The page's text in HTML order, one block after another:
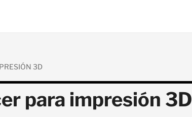
3D
para impresión 3D